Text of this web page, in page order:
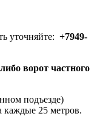
уточняйте: +7949-
ворот частного
подъезде)
каждые 25 метров.